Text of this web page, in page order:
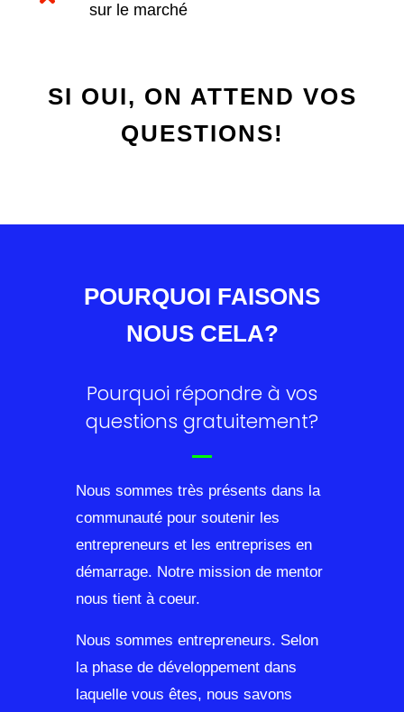
sur le marché
SI OUI, ON ATTEND VOS
QUESTIONS!
POURQUOI FAISONS
NOUS CELA?
Pourquoi répondre à vos
questions gratuitement?
Nous sommes très présents dans la
communauté pour soutenir les
entrepreneurs et les entreprises en
démarrage. Notre mission de mentor
nous tient à coeur.
Nous sommes entrepreneurs. Selon
la phase de développement dans
laquelle vous êtes, nous savons